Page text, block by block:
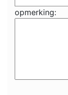
opmerking: